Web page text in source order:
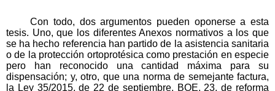
Con todo, dos argumentos pueden oponerse a esta
tesis. Uno, que los diferentes Anexos normativos a los que
se ha hecho referencia han partido de la asistencia sanitaria
o de la protección ortoprotésica como prestación en especie
pero han reconocido una cantidad máxima para su
dispensación; y, otro, que una norma de semejante factura,
la Ley 35/2015, de 22 de septiembre, BOE, 23, de reforma